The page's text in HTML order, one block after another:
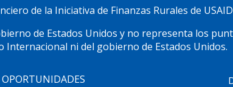
de la Iniciativa de Finanzas Rurales de
de Estados Unidos y no representa los
Internacional ni del gobierno de Estados Unidos.